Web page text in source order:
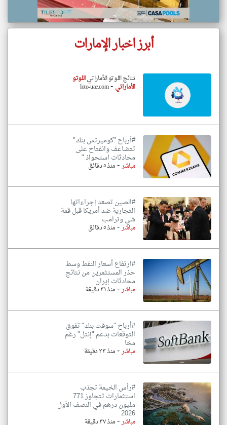
أبرز اخبار الإمارات
نتائج اللوتو الأماراتياللوتو
الأماراتي-
loto-uae.com
#أرباح "كوميرتس بنك"
تتضاعف وانفتاح على
محادثات استحواذ "
مباشر-منذ ٥ دقائق
#الصين تصعد إجراءاتها
التجارية ضد أمريكا قبل قمة
شي وترامب
مباشر-منذ ٥ دقائق
#ارتفاع أسعار النفط وسط
حذر المستثمرين من نتائج
محادثات إيران
مباشر-منذ ٣١ دقيقة
#أرباح "سوفت بنك" تفوق
التوقعات بدعم "إنتل" رغم
مخا
مباشر-منذ ٣٣ دقيقة
#رأس الخيمة تجذب
استثمارات تتجاوز 771
مليون درهم في النصف الأول
2026
مباشر-منذ ٣٧ دقيقة